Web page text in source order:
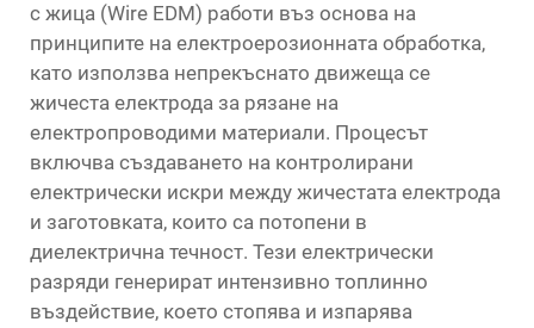
с жица (Wire EDM) работи въз основа на
принципите на електроерозионната обработка,
като използва непрекъснато движеща се
жичеста електрода за рязане на
електропроводими материали. Процесът
включва създаването на контролирани
електрически искри между жичестата електрода
и заготовката, които са потопени в
диелектрична течност. Тези електрически
разряди генерират интензивно топлинно
въздействие, което стопява и изпарява